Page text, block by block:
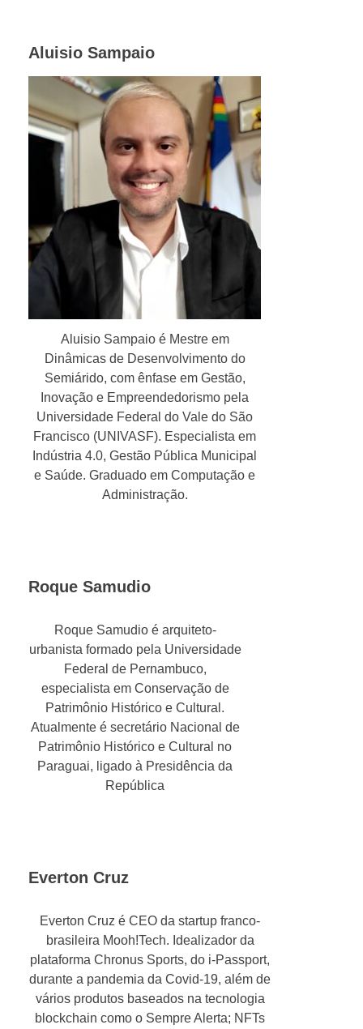
Aluisio Sampaio
Aluisio Sampaio é Mestre em
Dinâmicas de Desenvolvimento do
Semiárido, com ênfase em Gestão,
Inovação e Empreendedorismo pela
Universidade Federal do Vale do São
Francisco (UNIVASF). Especialista em
Indústria 4.0, Gestão Pública Municipal
e Saúde. Graduado em Computação e
Administração.
Roque Samudio
Roque Samudio é arquiteto-
urbanista formado pela Universidade
Federal de Pernambuco,
especialista em Conservação de
Patrimônio Histórico e Cultural.
Atualmente é secretário Nacional de
Patrimônio Histórico e Cultural no
Paraguai, ligado à Presidência da
República
Everton Cruz
Everton Cruz é CEO da startup franco-
brasileira Mooh!Tech. Idealizador da
plataforma Chronus Sports, do i-Passport,
durante a pandemia da Covid-19, além de
vários produtos baseados na tecnologia
blockchain como o Sempre Alerta; NFTs